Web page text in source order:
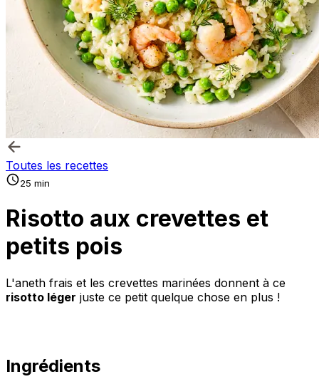
Toutes les recettes
25 min
Risotto aux crevettes et
petits pois
L'aneth frais et les crevettes marinées donnent à ce
risotto léger juste ce petit quelque chose en plus !
Ingrédients